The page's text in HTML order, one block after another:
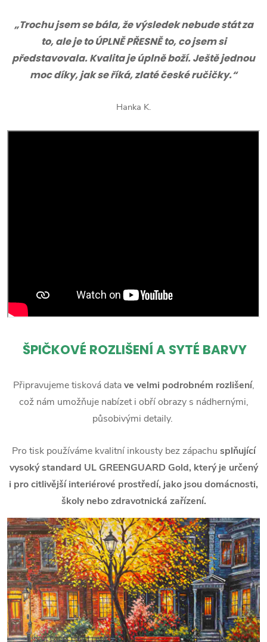
„Trochu jsem se bála, že výsledek nebude stát za
to, ale je to ÚPLNĚ PŘESNĚ to, co jsem si
představovala. Kvalita je úplně boží. Ještě jednou
moc díky, jak se říká, zlaté české ručičky.“
Hanka K.
ŠPIČKOVÉ ROZLIŠENÍ A SYTÉ BARVY
Připravujeme tisková datave velmi podrobném rozlišení,
což nám umožňuje nabízet i obří obrazy s nádhernými,
působivými detaily.
Pro tisk používáme kvalitní inkousty bez zápachu splňující
vysoký standard UL GREENGUARD Gold, který je určený
i pro citlivější interiérové prostředí, jako jsou domácnosti,
školy nebo zdravotnická zařízení.